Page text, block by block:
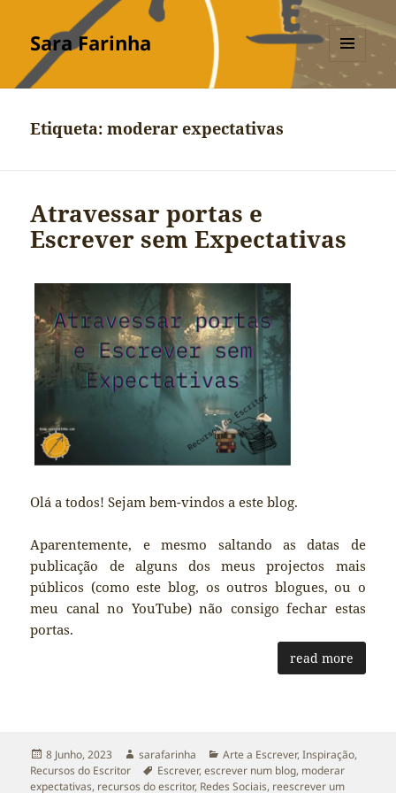
Sara Farinha
MENU
Etiqueta:moderar expectativas
Atravessar portas e
Escrever sem Expectativas
Olá a todos! Sejam bem-vindos a este blog.
Aparentemente, e mesmo saltando as datas de
publicação de alguns dos meus projectos mais
públicos (como este blog, os outros blogues, ou o
meu canal no YouTube) não consigo fechar estas
portas.
read more
Publicado
a
8 Junho, 2023 Autor
sarafarinha Categorias
Arte a Escrever,Inspiração,
Recursos do Escritor
Etiquetas
Escrever,escrever num blog, moderar
expectativas, recursos do escritor, Redes Sociais, reescrever um